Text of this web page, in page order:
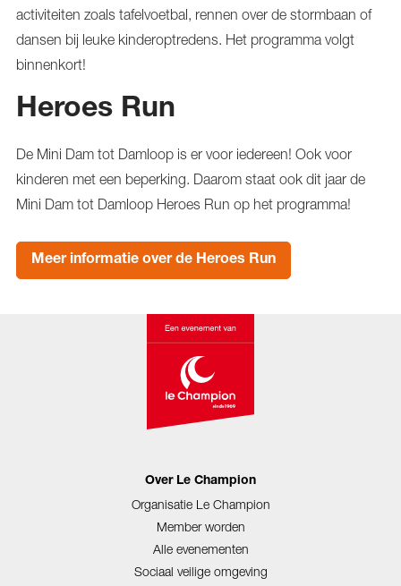
activiteiten zoals tafelvoetbal, rennen over de stormbaan of
dansen bij leuke kinderoptredens. Het programma volgt
binnenkort!
Heroes Run
De Mini Dam tot Damloop is er voor iedereen! Ook voor
kinderen met een beperking. Daarom staat ook dit jaar de
Mini Dam tot Damloop Heroes Run op het programma!
Meer informatie over de Heroes Run
Over Le Champion
Organisatie Le Champion
Member worden
Alle evenementen
Sociaal veilige omgeving